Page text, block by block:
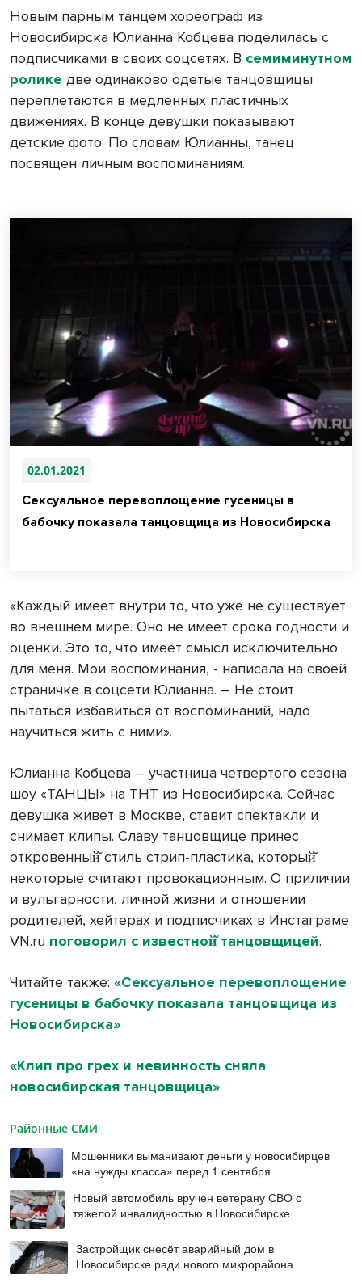
Новым парным танцем хореограф из
Новосибирска Юлианна Кобцева поделилась с
подписчиками в своих соцсетях. В семиминутном
ролике две одинаково одетые танцовщицы
переплетаются в медленных пластичных
движениях. В конце девушки показывают
детские фото. По словам Юлианны, танец
посвящен личным воспоминаниям.
02.01.2021
Сексуальное перевоплощение гусеницы в
бабочку показала танцовщица из Новосибирска
«Каждый имеет внутри то, что уже не существует
во внешнем мире. Оно не имеет срока годности и
оценки. Это то, что имеет смысл исключительно
для меня. Мои воспоминания, - написала на своей
страничке в соцсети Юлианна. – Не стоит
пытаться избавиться от воспоминаний, надо
научиться жить с ними».
Юлианна Кобцева – участница четвертого сезона
шоу «ТАНЦЫ» на ТНТ из Новосибирска. Сейчас
девушка живет в Москве, ставит спектакли и
снимает клипы. Славу танцовщице принес
откровенный̆ стиль стрип-пластика, который̆
некоторые считают провокационным. О приличии
и вульгарности, личной жизни и отношении
родителей, хейтерах и подписчиках в Инстаграме
VN.ru поговорил с известной̆ танцовщицей.
Читайте также: «Сексуальное перевоплощение
гусеницы в бабочку показала танцовщица из
Новосибирска»
«Клип про грех и невинность сняла
новосибирская танцовщица»
Районные СМИ
Мошенники выманивают деньги у новосибирцев
«на нужды класса» перед 1 сентября
Новый автомобиль вручен ветерану СВО с
тяжелой инвалидностью в Новосибирске
Застройщик снесёт аварийный дом в
Новосибирске ради нового микрорайона